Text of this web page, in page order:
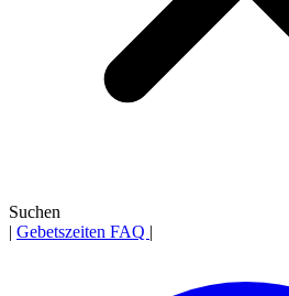
Suchen
| Gebetszeiten FAQ |